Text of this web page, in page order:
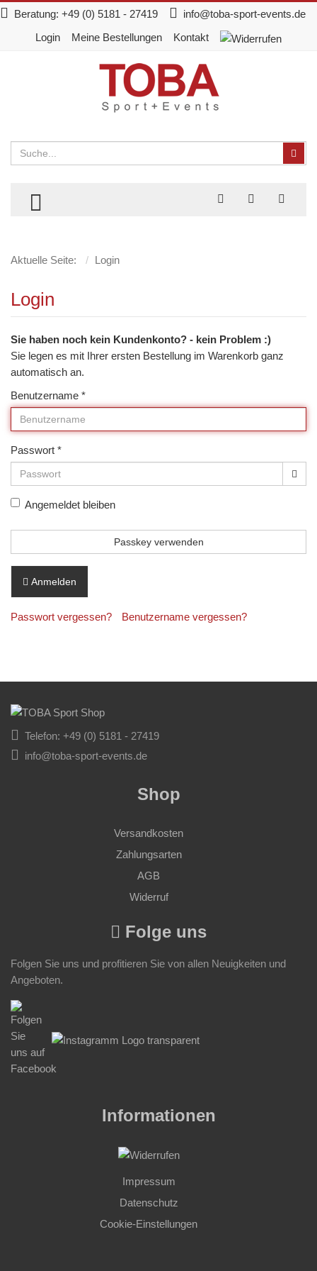
Beratung: +49 (0) 5181 - 27419
info@toba-sport-events.de
Login
Meine Bestellungen Kontakt
Suchen
TOGGLE MENU
Aktuelle Seite: Login
Login
Sie haben noch kein Kundenkonto? - kein Problem :)
Sie legen es mit Ihrer ersten Bestellung im Warenkorb ganz
automatisch an.
Benutzername *
Passwort *
Angemeldet bleiben
Passkey verwenden
Anmelden
Passwort vergessen? Benutzername vergessen?
Telefon: +49 (0) 5181 - 27419
info@toba-sport-events.de
Shop
Versandkosten
Zahlungsarten
AGB
Widerruf
Folge uns
Folgen Sie uns und profitieren Sie von allen Neuigkeiten und
Angeboten.
Informationen
Impressum
Datenschutz
Cookie-Einstellungen